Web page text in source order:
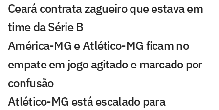
Ceará contrata zagueiro que estava em
time da Série B
América-MG e Atlético-MG ficam no
empate em jogo agitado e marcado por
confusão
Atlético-MG está escalado para